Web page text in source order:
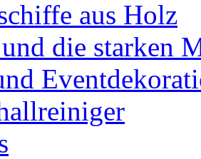
aus Holz
die starken